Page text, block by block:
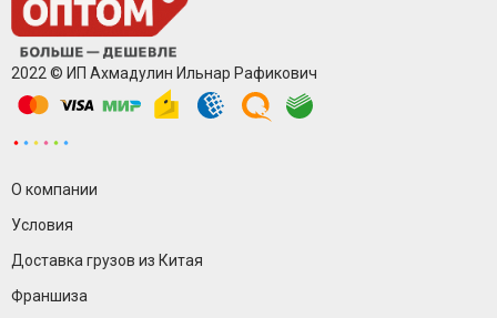
2022 © ИП Ахмадулин Ильнар Рафикович
О компании
Условия
Доставка грузов из Китая
Франшиза